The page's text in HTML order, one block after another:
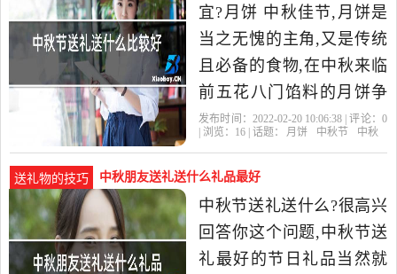
宜?月饼 中秋佳节,月饼是
当之无愧的主角,又是传统
且必备的食物,在中秋来临
前五花八门馅料的月饼争
相上市,有着一些老式的经
发布时间：2022-02-20 10:06:38 | 评论： 0
| 浏览： 16 | 话题： 月饼 中秋节 中秋
送礼物的技巧 中秋朋友送礼送什么礼品最好
中秋节送礼送什么?很高兴
回答你这个问题,中秋节送
礼最好的节日礼品当然就